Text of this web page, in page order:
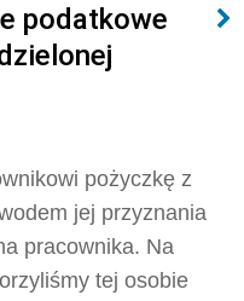
podatkowe
pożyczkę z
jej przyznania
pracownika. Na
tej osobie